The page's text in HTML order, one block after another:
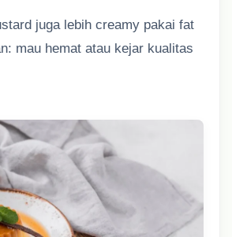
juga lebih creamy pakai fat
mau hemat atau kejar kualitas